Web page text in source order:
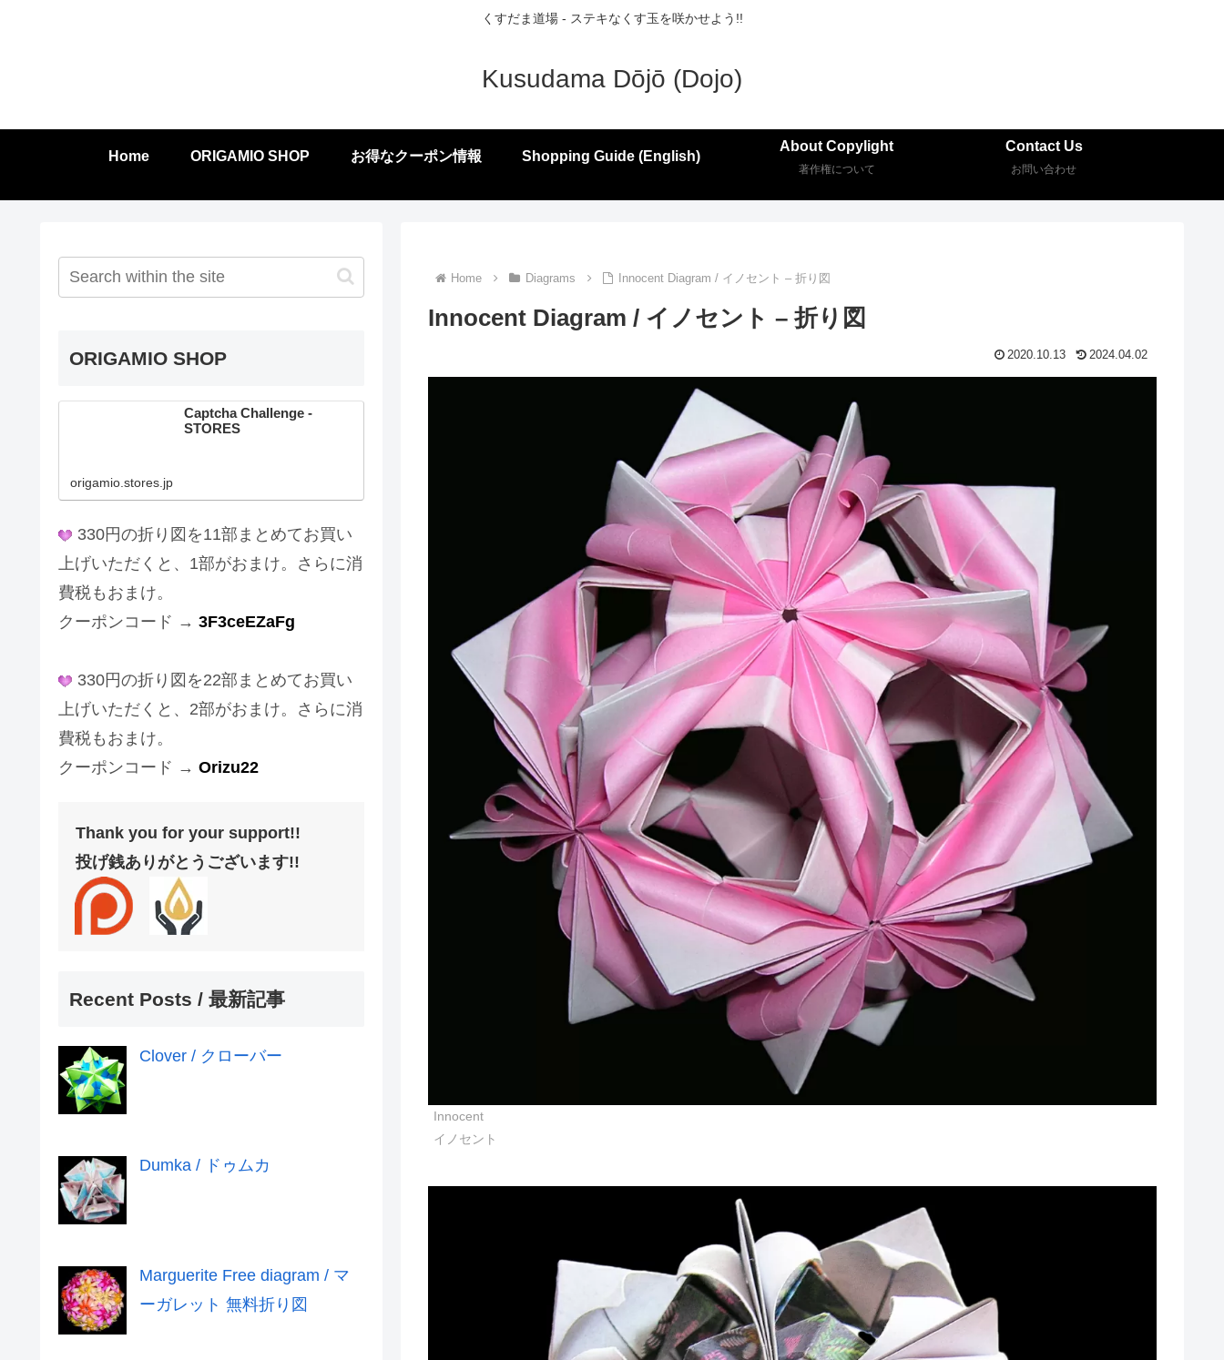
くすだま道場 - ステキなくす玉を咲かせよう!!
Kusudama Dōjō (Dojo)
Home ORIGAMIO SHOP お得なクーポン情報 Shopping Guide (English)
About Copylight
著作権について
Contact Us
お問い合わせ
Home Diagrams Innocent Diagram / イノセント – 折り図
Innocent Diagram / イノセント – 折り図
2020.10.13 2024.04.02
Innocent
イノセント
ORIGAMIO SHOP
Captcha Challenge -
STORES
origamio.stores.jp
330円の折り図を11部まとめてお買い
上げいただくと、1部がおまけ。さらに消
費税もおまけ。
クーポンコード → 3F3ceEZaFg
330円の折り図を22部まとめてお買い
上げいただくと、2部がおまけ。さらに消
費税もおまけ。
クーポンコード → Orizu22
Thank you for your support!!
投げ銭ありがとうございます!!
Recent Posts / 最新記事
Clover / クローバー
Dumka / ドゥムカ
Marguerite Free diagram / マ
ーガレット 無料折り図